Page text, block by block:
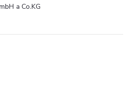
a Co.KG